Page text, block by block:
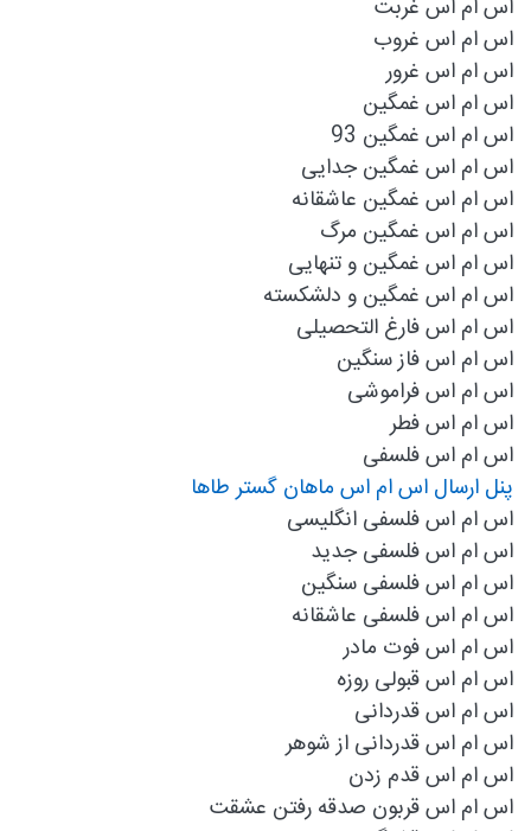
اس ام اس غربت
اس ام اس غروب
اس ام اس غرور
اس ام اس غمگین
اس ام اس غمگین 93
اس ام اس غمگین جدایی
اس ام اس غمگین عاشقانه
اس ام اس غمگین مرگ
اس ام اس غمگین و تنهایی
اس ام اس غمگین و دلشکسته
اس ام اس فارغ التحصیلی
اس ام اس فاز سنگین
اس ام اس فراموشی
اس ام اس فطر
اس ام اس فلسفی
پنل ارسال اس ام اس ماهان گستر طاها
اس ام اس فلسفی انگلیسی
اس ام اس فلسفی جدید
اس ام اس فلسفی سنگین
اس ام اس فلسفی عاشقانه
اس ام اس فوت مادر
اس ام اس قبولی روزه
اس ام اس قدردانی
اس ام اس قدردانی از شوهر
اس ام اس قدم زدن
اس ام اس قربون صدقه رفتن عشقت